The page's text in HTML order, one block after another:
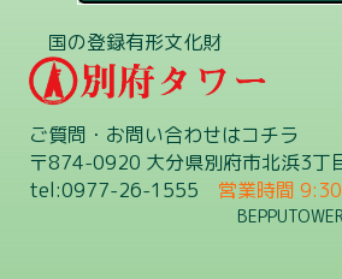
国の登録有形文化財
ご質問・お問い合わせはコチラ
〒874-0920 大分県別府市北浜3丁
tel:0977-26-1555
営業時間